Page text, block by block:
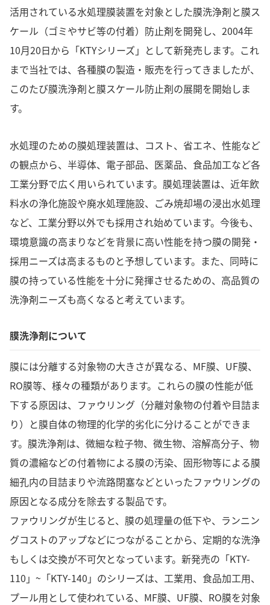
活用されている水処理膜装置を対象とした膜洗浄剤と膜ス
ケール（ゴミやサビ等の付着）防止剤を開発し、2004年
10月20日から「KTYシリーズ」として新発売します。これ
まで当社では、各種膜の製造・販売を行ってきましたが、
このたび膜洗浄剤と膜スケール防止剤の展開を開始しま
す。
水処理のための膜処理装置は、コスト、省エネ、性能など
の観点から、半導体、電子部品、医薬品、食品加工など各
工業分野で広く用いられています。膜処理装置は、近年飲
料水の浄化施設や廃水処理施設、ごみ焼却場の浸出水処理
など、工業分野以外でも採用され始めています。今後も、
環境意識の高まりなどを背景に高い性能を持つ膜の開発・
採用ニーズは高まるものと予想しています。また、同時に
膜の持っている性能を十分に発揮させるための、高品質の
洗浄剤ニーズも高くなると考えています。
膜洗浄剤について
膜には分離する対象物の大きさが異なる、MF膜、UF膜、
RO膜等、様々の種類があります。これらの膜の性能が低
下する原因は、ファウリング（分離対象物の付着や目詰ま
り）と膜自体の物理的化学的劣化に分けることができま
す。膜洗浄剤は、微細な粒子物、微生物、溶解高分子、物
質の濃縮などの付着物による膜の汚染、固形物等による膜
細孔内の目詰まりや流路閉塞などといったファウリングの
原因となる成分を除去する製品です。
ファウリングが生じると、膜の処理量の低下や、ランニン
グコストのアップなどにつながることから、定期的な洗浄
もしくは交換が不可欠となっています。新発売の「KTY-
110」~「KTY-140」のシリーズは、工業用、食品加工用、
プール用として使われている、MF膜、UF膜、RO膜を対象